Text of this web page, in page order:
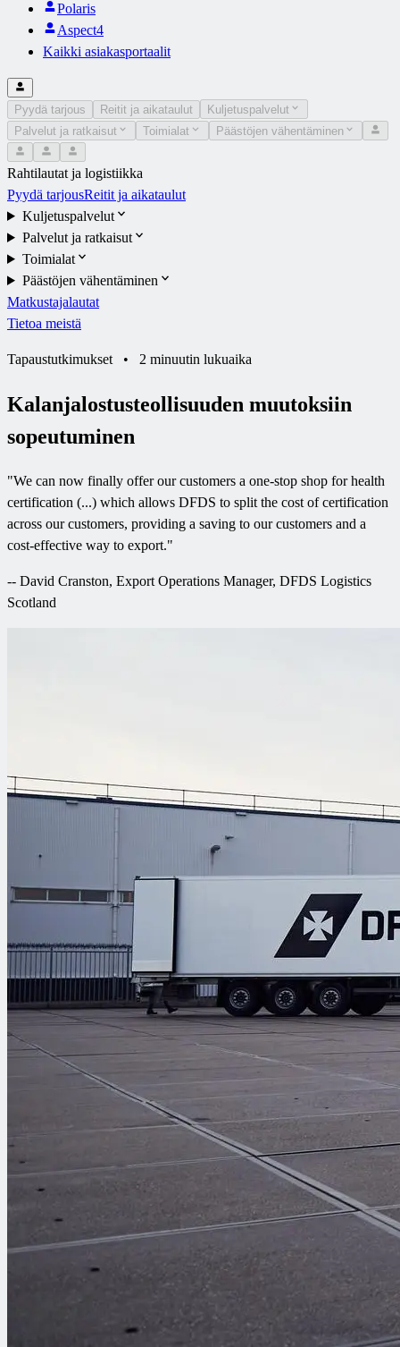
Polaris
Aspect4
Kaikki asiakasportaalit
Pyydä tarjous Reitit ja aikataulut
Kuljetuspalvelut
Palvelut ja ratkaisut
Toimialat Päästöjen vähentäminen
Rahtilautat ja logistiikka
Pyydä tarjousReitit ja aikataulut
Kuljetuspalvelut
Palvelut ja ratkaisut
Toimialat
Päästöjen vähentäminen
Matkustajalautat
Tietoa meistä
Tapaustutkimukset • 2 minuutin lukuaika
Kalanjalostusteollisuuden muutoksiin
sopeutuminen
"We can now finally offer our customers a one-stop shop for health
certification (...) which allows DFDS to split the cost of certification
across our customers, providing a saving to our customers and a
cost-effective way to export."
-- David Cranston, Export Operations Manager, DFDS Logistics
Scotland